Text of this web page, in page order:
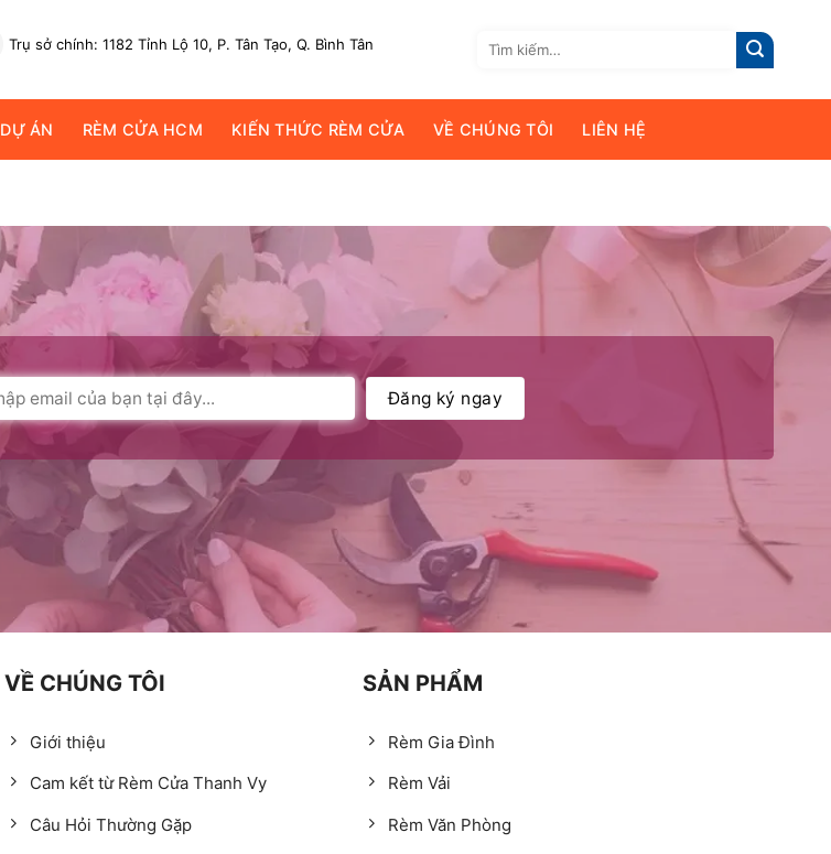
Trụ sở chính: 1182 Tỉnh Lộ 10, P. Tân Tạo, Q. Bình Tân
Tìm
DỰ ÁN RÈM CỬA HCM KIẾN THỨC RÈM CỬA VỀ CHÚNG TÔI LIÊN HỆ
VỀ CHÚNG TÔI
Giới thiệu
Cam kết từ Rèm Cửa Thanh Vy
Câu Hỏi Thường Gặp
SẢN PHẨM
Rèm Gia Đình
Rèm Vải
Rèm Văn Phòng